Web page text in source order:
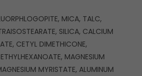
MICA, TALC,
SILICA, CALCIUM
CETYL DIMETHICONE,
MAGNESIUM
MYRISTATE, ALUMINUM